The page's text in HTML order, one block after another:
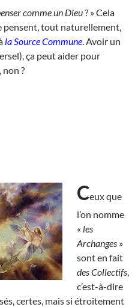
comme un Dieu? » Cela
pensent, tout naturellement,
la Source Commune . Avoir un
ça peut aider pour
non ?
Ceux que
l’on nomme
« les
Archanges »
sont en fait
des Collectifs
c’est-à-dire
certes, mais si étroitement